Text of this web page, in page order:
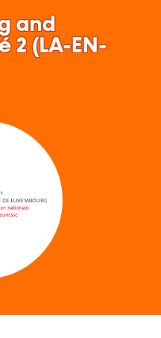
and
2 (LA-EN-